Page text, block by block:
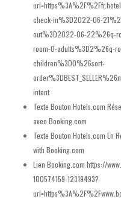
check-in%3D2022-06-
out%3D2022-06-22%26q-
room-0-adults%3D2%26q-
children%3D0%26sort-
intent
Texte Bouton Hotels.com
avec Booking.com
Texte Bouton Hotels.com En
with Booking.com
Lien Booking.com https://
100574159-12319493?